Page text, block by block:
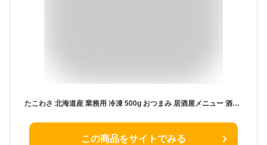
たこわさ 北海道産 業務用 冷凍 500g おつまみ 居酒屋メニュー 酒の肴
この商品をサイトでみる